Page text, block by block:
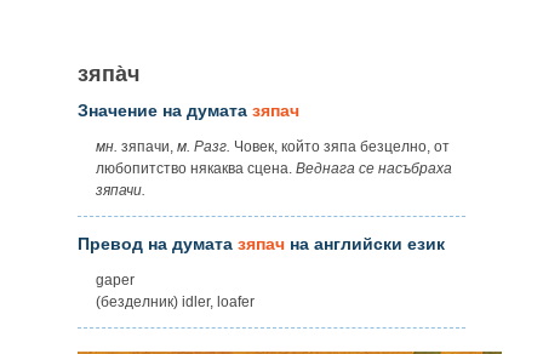
зяпа̀ч
Значение на думата зяпач
мн. зяпачи, м. Разг. Човек, който зяпа безцелно, от
любопитство някаква сцена. Веднага се насъбраха
зяпачи.
Превод на думата зяпач на английски език
gaper
(безделник) idler, loafer